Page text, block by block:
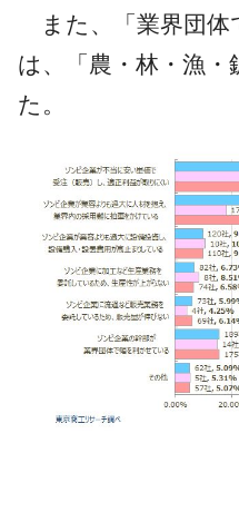
また、「業界団体
は、「農・林・漁
た。